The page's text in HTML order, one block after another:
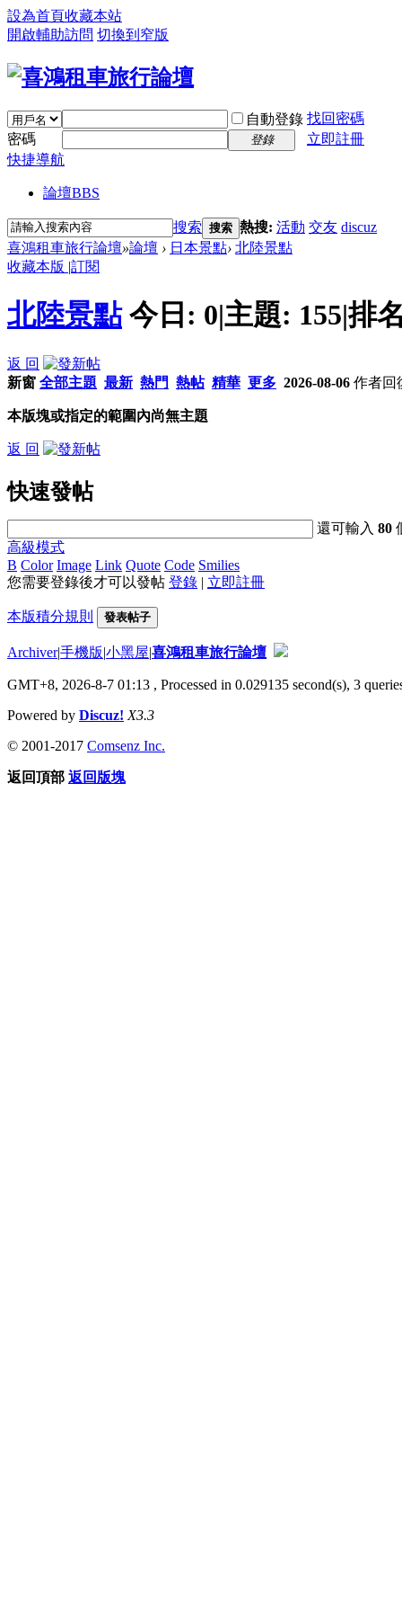
設為首頁收藏本站
開啟輔助訪問 切換到窄版
自動登錄 找回密碼
密碼
登錄
立即註冊
快捷導航
論壇BBS
搜索 搜索 熱搜: 活動 交友 discuz
喜鴻租車旅行論壇»論壇 › 日本景點› 北陸景點
收藏本版 |訂閱
北陸景點 今日: 0|主題: 155|排
返 回
新窗 全部主題 最新 熱門 熱帖 精華 更多 2026-08-06 作者回
本版塊或指定的範圍內尚無主題
返 回
快速發帖
還可輸入80
高級模式
B Color Image Link Quote Code Smilies
您需要登錄後才可以發帖 登錄 | 立即註冊
本版積分規則 發表帖子
Archiver|手機版|小黑屋|喜鴻租車旅行論壇
GMT+8, 2026-8-7 01:13 , Processed in 0.029135 second(s), 3
Powered by Discuz! X3.3
© 2001-2017 Comsenz Inc.
返回頂部 返回版塊